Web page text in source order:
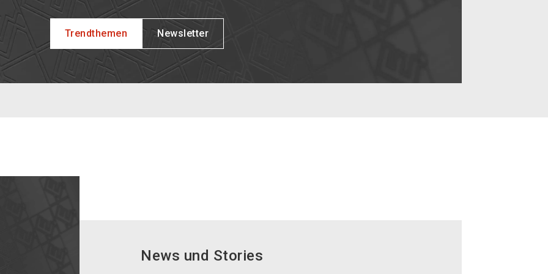
Trendthemen Newsletter
News und Stories